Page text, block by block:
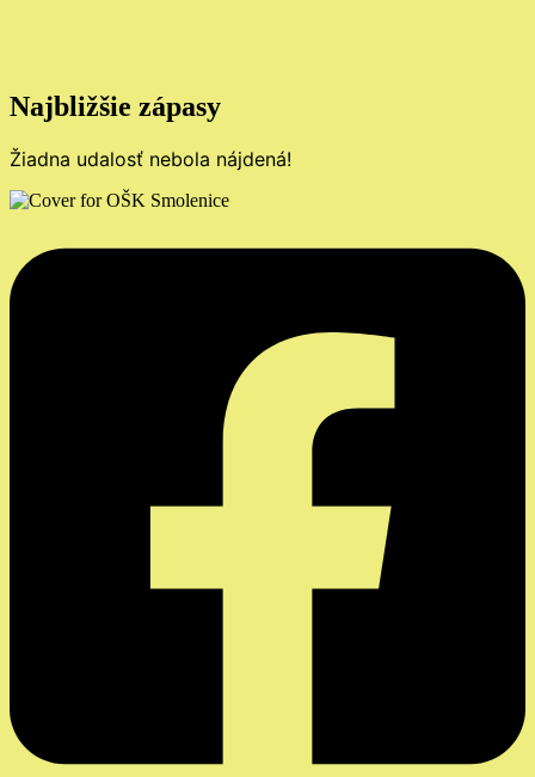
Najbližšie zápasy
Žiadna udalosť nebola nájdená!